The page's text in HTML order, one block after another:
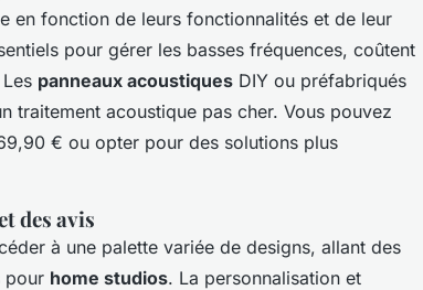
en fonction de leurs fonctionnalités et de leur
pour gérer les basses fréquences, coûtent
panneaux acoustiques DIY ou préfabriqués
traitement acoustique pas cher. Vous pouvez
€ ou opter pour des solutions plus
des avis
à une palette variée de designs, allant des
pour home studios. La personnalisation et